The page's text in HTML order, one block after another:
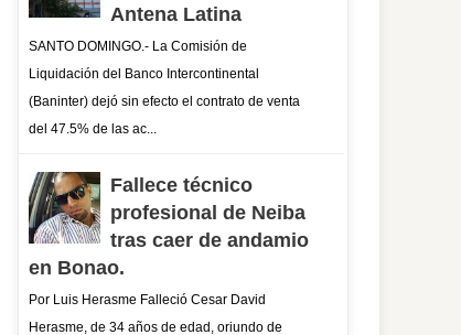
Antena Latina
SANTO DOMINGO.- La Comisión de
Liquidación del Banco Intercontinental
(Baninter) dejó sin efecto el contrato de venta
del 47.5% de las ac...
Fallece técnico
profesional de Neiba
tras caer de andamio
en Bonao.
Por Luis Herasme Falleció Cesar David
Herasme, de 34 años de edad, oriundo de